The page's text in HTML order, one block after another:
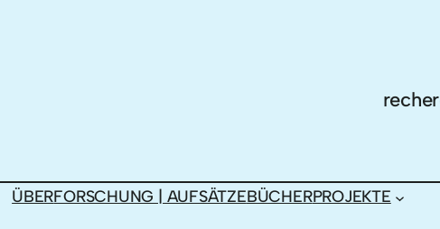
ÜBERFORSCHUNG | AUFSÄTZEBÜCHERPROJEKTE